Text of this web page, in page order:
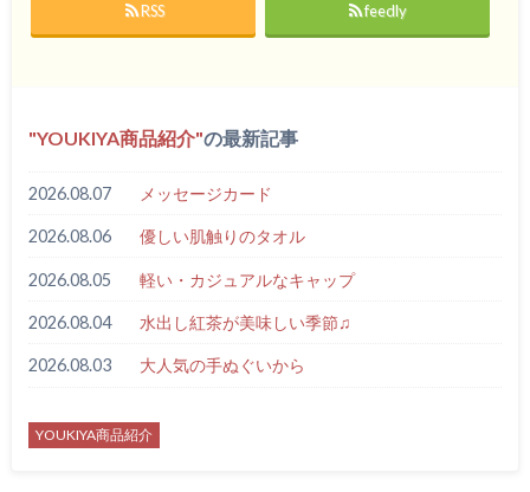
RSS feedly
YOUKIYA商品紹介 の最新記事
2026.08.07 メッセージカード
2026.08.06 優しい肌触りのタオル
2026.08.05 軽い・カジュアルなキャップ
2026.08.04 水出し紅茶が美味しい季節♫
2026.08.03 大人気の手ぬぐいから
YOUKIYA商品紹介